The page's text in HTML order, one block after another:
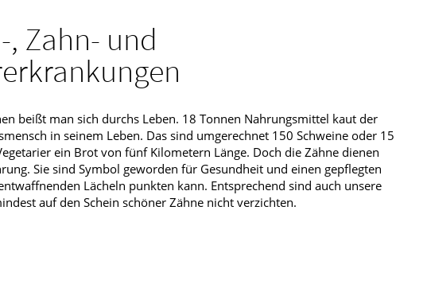
, Zahn- und
beißt man sich durchs Leben. 18 Tonnen Nahrungsmittel kaut der
in seinem Leben. Das sind umgerechnet 150 Schweine oder 15
ein Brot von fünf Kilometern Länge. Doch die Zähne dienen
Sie sind Symbol geworden für Gesundheit und einen gepflegten
Lächeln punkten kann. Entsprechend sind auch unsere
auf den Schein schöner Zähne nicht verzichten.